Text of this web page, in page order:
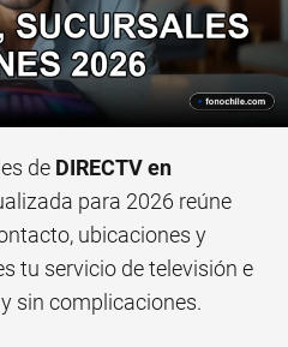
de DIRECTV en
para 2026 reúne
ubicaciones y
tu servicio de televisión e
sin complicaciones.